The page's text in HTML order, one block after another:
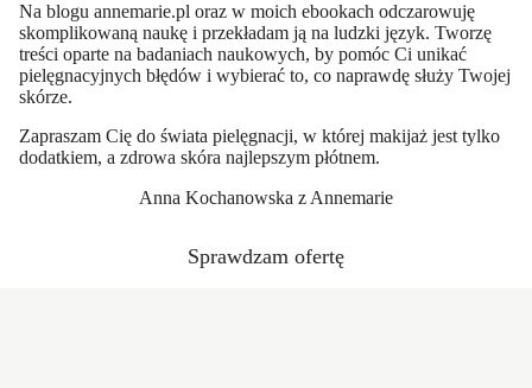
Na blogu annemarie.pl oraz w moich ebookach odczarowuję
skomplikowaną naukę i przekładam ją na ludzki język. Tworzę
treści oparte na badaniach naukowych, by pomóc Ci unikać
pielęgnacyjnych błędów i wybierać to, co naprawdę służy Twojej
skórze.
Zapraszam Cię do świata pielęgnacji, w której makijaż jest tylko
dodatkiem, a zdrowa skóra najlepszym płótnem.
Anna Kochanowska z Annemarie
Sprawdzam ofertę